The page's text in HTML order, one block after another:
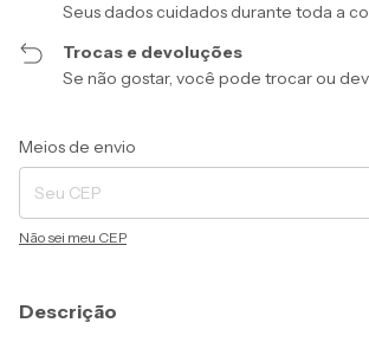
Seus dados cuidados durante toda a
Trocas e devoluções
Se não gostar, você pode trocar ou
Entregas para o CEP:
Meios de envio
Não sei meu CEP
Descrição